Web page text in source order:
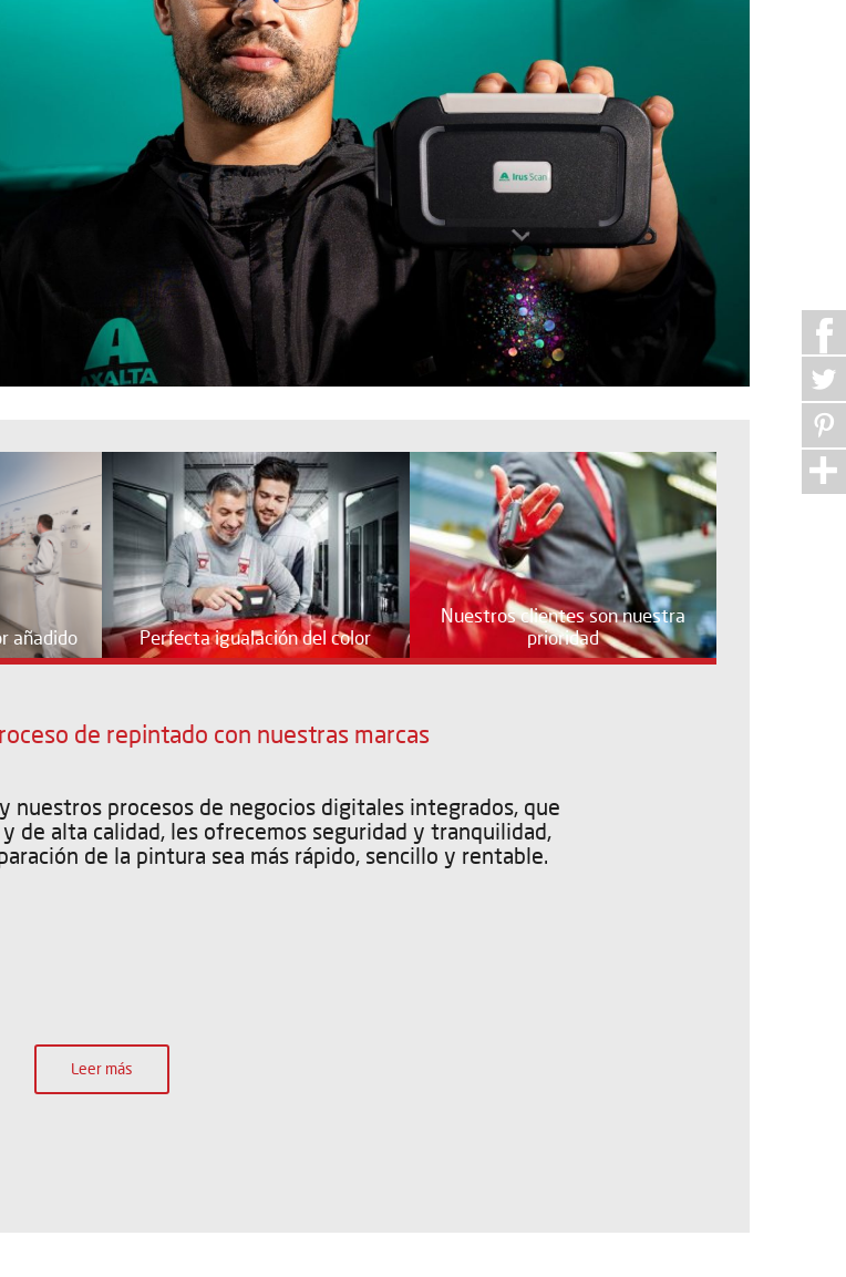
añadido Perfecta igualación del color
Nuestros clientes son nuestra
prioridad
de repintado con nuestras marcas
nuestros procesos de negocios digitales integrados, que
de alta calidad, les ofrecemos seguridad y tranquilidad,
de la pintura sea más rápido, sencillo y rentable.
Leer más